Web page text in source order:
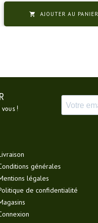
 AJOUTER AU PANIER
!
générales
légales
de confidentialité